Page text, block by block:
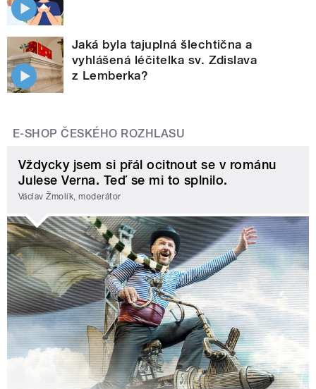
Jaká byla tajuplná šlechtična a
vyhlášená léčitelka sv. Zdislava
z Lemberka?
E-SHOP ČESKÉHO ROZHLASU
Vždycky jsem si přál ocitnout se v románu
Julese Verna. Teď se mi to splnilo.
Václav Žmolík, moderátor